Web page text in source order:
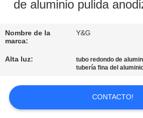
DE
CALIDAD
ÉNTRENOS
EN
de aluminio pulida
Nombre de la
marca:
Y&G
Alta luz: tubo redondo de
tubería fina del
CONTACTO!